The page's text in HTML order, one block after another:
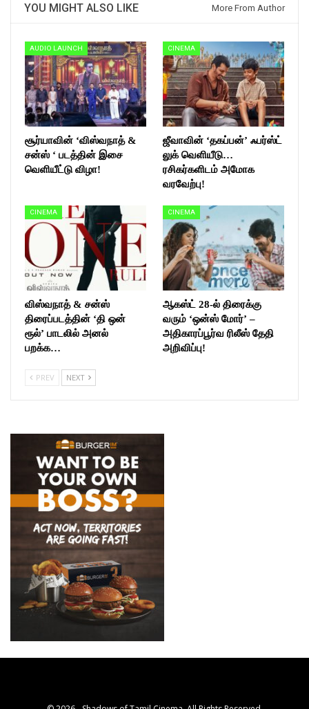
YOU MIGHT ALSO LIKE More From Author
AUDIO LAUNCH
சூர்யாவின் ‘விஸ்வநாத் &
சன்ஸ் ‘ படத்தின் இசை
வெளியீட்டு விழா!
CINEMA
ஜீவாவின் ‘தகப்பன்’ ஃபர்ஸ்ட்
லுக் வெளியீடு…
ரசிகர்களிடம் அமோக
வரவேற்பு!
CINEMA
விஸ்வநாத் & சன்ஸ்
திரைப்படத்தின் ‘தி ஒன்
ரூல்’ பாடலில் அனல்
பறக்க…
CINEMA
ஆகஸ்ட் 28-ல் திரைக்கு
வரும் ‘ஒன்ஸ் மோர்’ –
அதிகாரப்பூர்வ ரிலீஸ் தேதி
அறிவிப்பு!
PREV NEXT